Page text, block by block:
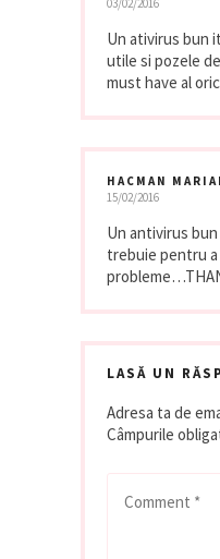
03/02/2016
Un ativirus bun
utile si pozele
must have al
HACMAN
15/02/2016
Un antivirus
trebuie pentru
LASĂ UN
Adresa ta de
Câmpurile